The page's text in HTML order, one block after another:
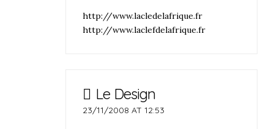
http://www.lacledelafrique.fr
http://www.laclefdelafrique.fr
Le Design
23/11/2008 AT 12:53